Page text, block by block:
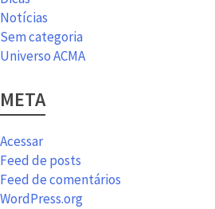
Notícias
Sem categoria
Universo ACMA
META
Acessar
Feed de posts
Feed de comentários
WordPress.org